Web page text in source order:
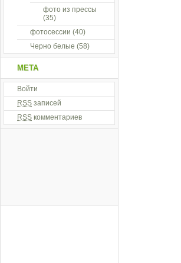
фото из прессы
(35)
фотосессии (40)
Черно белые (58)
МЕТА
Войти
RSS записей
RSS комментариев